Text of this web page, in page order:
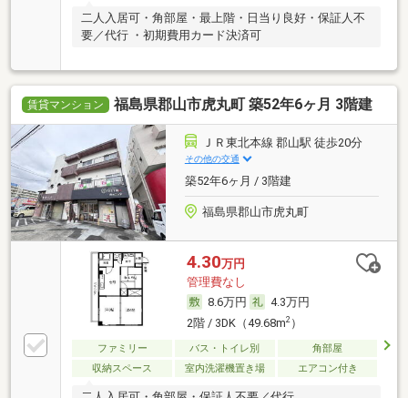
二人入居可・角部屋・最上階・日当り良好・保証人不
要／代行 ・初期費用カード決済可
賃貸マンション 福島県郡山市虎丸町 築52年6ヶ月 3階建
ＪＲ東北本線 郡山駅 徒歩20分
その他の交通
築52年6ヶ月 / 3階建
福島県郡山市虎丸町
4.30万円
管理費なし
8.6万円
4.3万円
2階 / 3DK（49.68m2）
ファミリー バス・トイレ別
角部屋
収納スペース
室内洗濯機置き場 エアコン付き